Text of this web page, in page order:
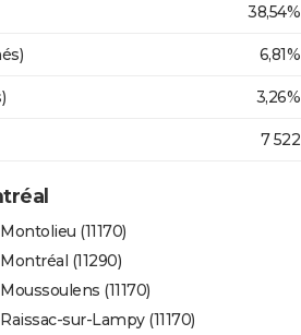
38,54%
6,81%
3,26%
7 522
Montolieu (11170)
Montréal (11290)
Moussoulens (11170)
Raissac-sur-Lampy (11170)